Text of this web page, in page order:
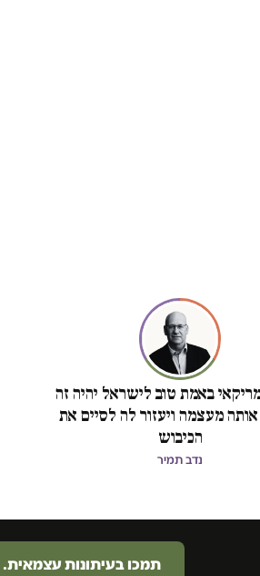
באמת טוב לישראל יהיה זה
מעצמה ויעזור לה לסיים את
הכיבוש
נדב תמיר
תמכו בעיתונות